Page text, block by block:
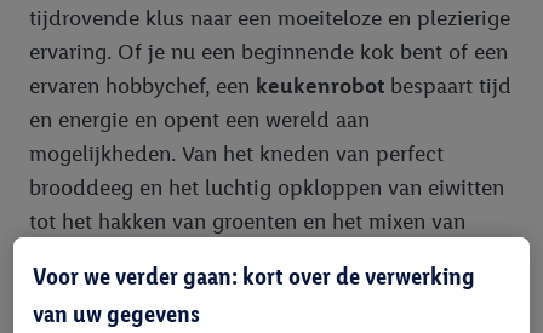
tijdrovende klus naar een moeiteloze en plezierige
ervaring. Of je nu een beginnende kok bent of een
ervaren hobbychef, een keukenrobot bespaart tijd
en energie en opent een wereld aan
mogelijkheden. Van het kneden van perfect
brooddeeg en het luchtig opkloppen van eiwitten
tot het hakken van groenten en het mixen van
nemen het zware werk uit handen. Ze zorgen voor
precisie en consistentie, waardoor elk gerecht
Voor we verder gaan: kort over de verwerking
van uw gegevens